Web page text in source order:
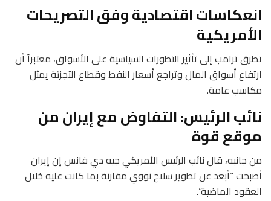
انعكاسات اقتصادية وفق التصريحات
الأمريكية
تطرق ترامب إلى تأثير التطورات السياسية على الأسواق، معتبراً أن
ارتفاع أسواق المال وتراجع أسعار النفط وقطاع التجزئة يمثل
مكاسب عامة.
نائب الرئيس: التفاوض مع إيران من
موقع قوة
من جانبه، قال نائب الرئيس الأمريكي جيه دي فانس إن إيران
أصبحت “أبعد عن تطوير سلاح نووي مقارنة بما كانت عليه خلال
العقود الماضية”.